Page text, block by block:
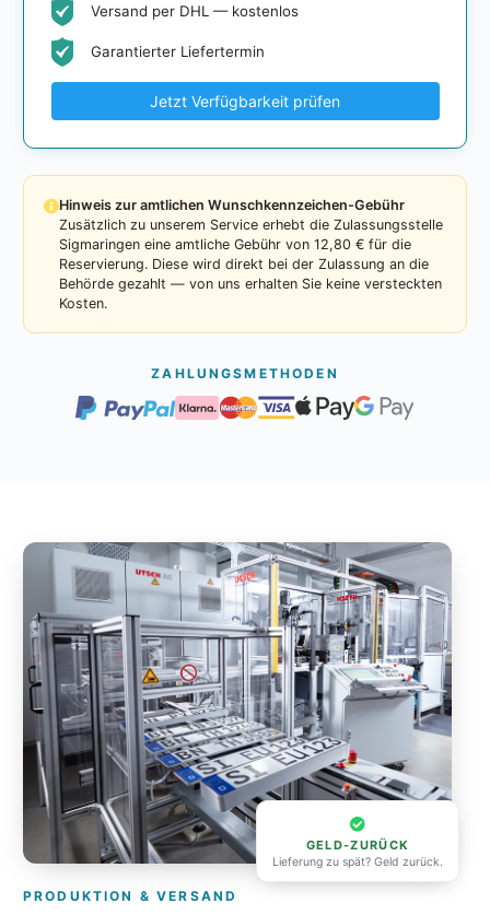
Versand per DHL — kostenlos
Garantierter Liefertermin
Jetzt Verfügbarkeit prüfen
Hinweis zur amtlichen Wunschkennzeichen-Gebühr
Zusätzlich zu unserem Service erhebt die Zulassungsstelle
Sigmaringen eine amtliche Gebühr von 12,80 € für die
Reservierung. Diese wird direkt bei der Zulassung an die
Behörde gezahlt — von uns erhalten Sie keine versteckten
Kosten.
ZAHLUNGSMETHODEN
GELD-ZURÜCK
Lieferung zu spät? Geld zurück.
PRODUKTION & VERSAND